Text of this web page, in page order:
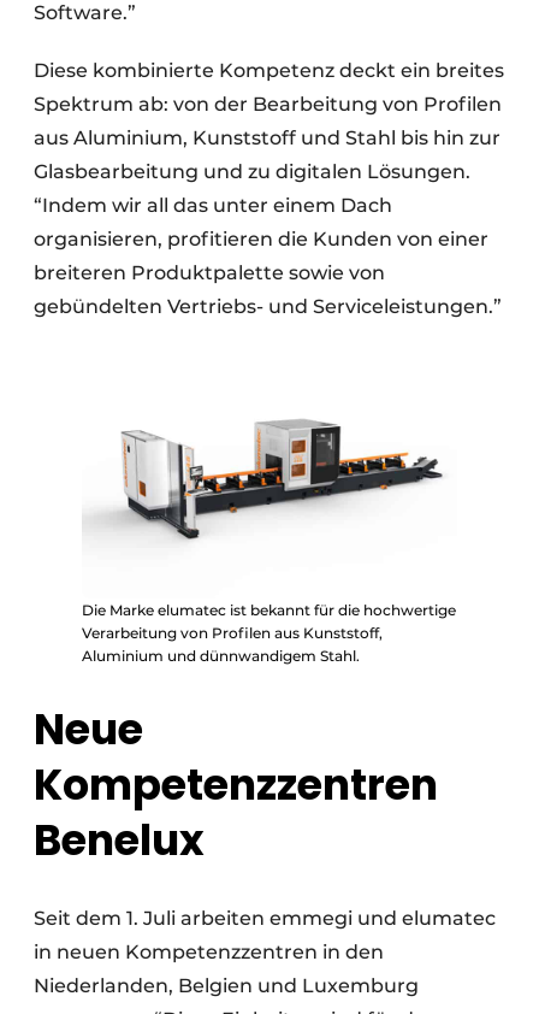
Software.”
Diese kombinierte Kompetenz deckt ein breites
Spektrum ab: von der Bearbeitung von Profilen
aus Aluminium, Kunststoff und Stahl bis hin zur
Glasbearbeitung und zu digitalen Lösungen.
“Indem wir all das unter einem Dach
organisieren, profitieren die Kunden von einer
breiteren Produktpalette sowie von
gebündelten Vertriebs- und Serviceleistungen.”
Die Marke elumatec ist bekannt für die hochwertige
Verarbeitung von Profilen aus Kunststoff,
Aluminium und dünnwandigem Stahl.
Neue
Kompetenzzentren
Benelux
Seit dem 1. Juli arbeiten emmegi und elumatec
in neuen Kompetenzzentren in den
Niederlanden, Belgien und Luxemburg